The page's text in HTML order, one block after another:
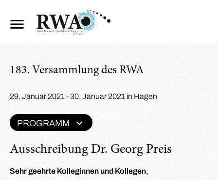
183. Versammlung des RWA
Ausschreibung Dr. Georg Preis
Sehr geehrte Kolleginnen und Kollegen,
29. Januar 2021 - 30. Januar 2021 in Hagen
PROGRAMM